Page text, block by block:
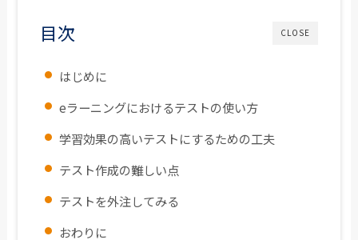
CLOSE
目次
はじめに
eラーニングにおけるテストの使い方
学習効果の高いテストにするための工夫
テスト作成の難しい点
テストを外注してみる
おわりに